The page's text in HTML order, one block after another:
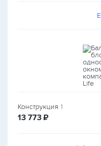
Конструкция 1
13 773 руб.
₽